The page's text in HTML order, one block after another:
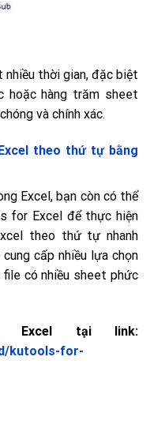
thời gian, đặc biệt
hoặc hàng trăm sheet
và chính xác.
theo thứ tự bằng
Excel, bạn còn có thể
for Excel để thực hiện
theo thứ tự nhanh
cấp nhiều lựa chọn
có nhiều sheet phức
Excel tại link:
kutools-for-